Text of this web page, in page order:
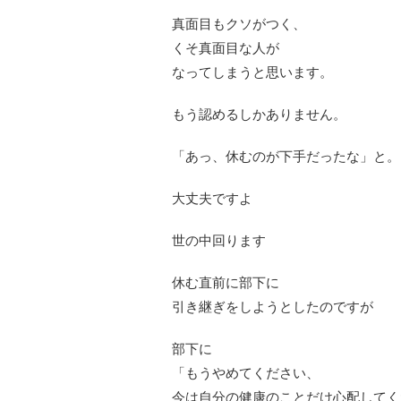
真面目もクソがつく、
くそ真面目な人が
なってしまうと思います。
もう認めるしかありません。
「あっ、休むのが下手だったな」と。
大丈夫ですよ
世の中回ります
休む直前に部下に
引き継ぎをしようとしたのですが
部下に
「もうやめてください、
今は自分の健康のことだけ心配して